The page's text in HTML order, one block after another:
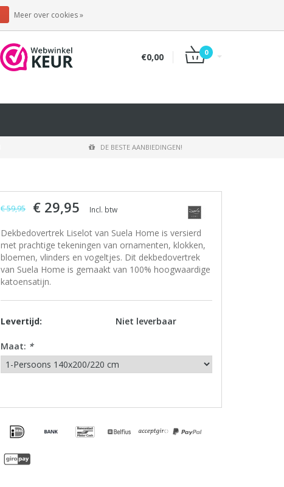
€0,00 0
DE BESTE AANBIEDINGEN!
€ 59,95 € 29,95 Incl. btw
Dekbedovertrek Liselot van Suela Home is versierd
met prachtige tekeningen van ornamenten, klokken,
bloemen, vlinders en vogeltjes. Dit dekbedovertrek
van Suela Home is gemaakt van 100% hoogwaardige
katoensatijn.
Levertijd: Niet leverbaar
Maat: *
Meer over cookies »